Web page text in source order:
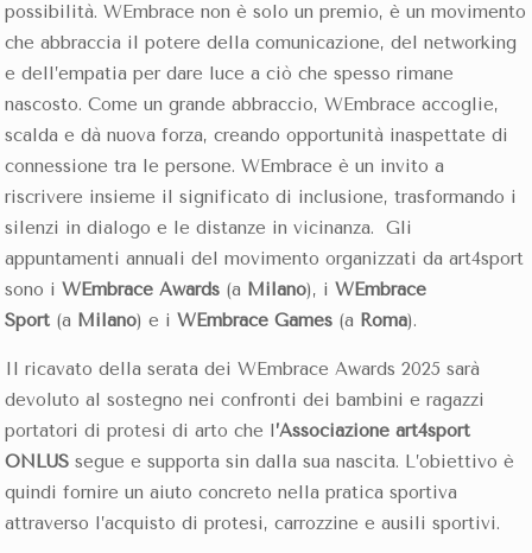
possibilità. WEmbrace non è solo un premio, è un movimento
che abbraccia il potere della comunicazione, del networking
e dell’empatia per dare luce a ciò che spesso rimane
nascosto. Come un grande abbraccio, WEmbrace accoglie,
scalda e dà nuova forza, creando opportunità inaspettate di
connessione tra le persone. WEmbrace è un invito a
riscrivere insieme il significato di inclusione, trasformando i
silenzi in dialogo e le distanze in vicinanza.
Gli
appuntamenti annuali del movimento organizzati da art4sport
sono i WEmbrace Awards (a Milano), i WEmbrace
Sport (a Milano) e i WEmbrace Games (a Roma).
Il ricavato della serata dei WEmbrace Awards 2025 sarà
devoluto al sostegno nei confronti dei bambini e ragazzi
portatori di protesi di arto che l’Associazione art4sport
ONLUS segue e supporta sin dalla sua nascita. L’obiettivo è
quindi fornire un aiuto concreto nella pratica sportiva
attraverso l’acquisto di protesi, carrozzine e ausili sportivi.